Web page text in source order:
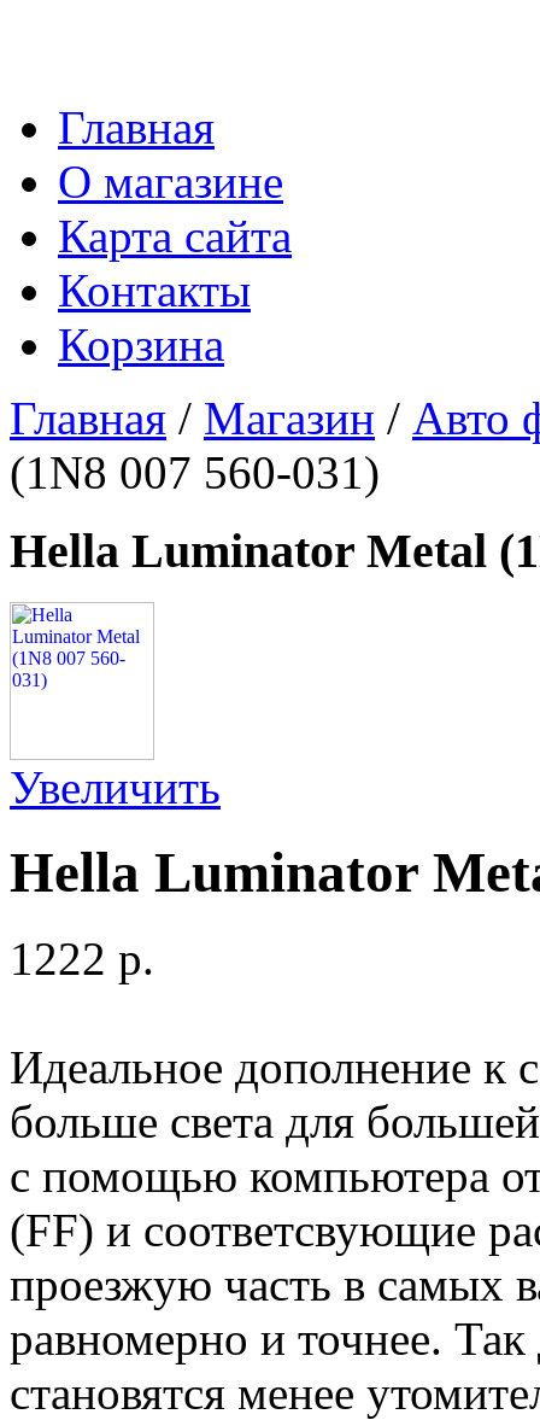
Главная
О магазине
Карта сайта
Контакты
Корзина
Главная / Магазин / Авто
(1N8 007 560-031)
Hella Luminator Metal
Увеличить
Hella Luminator
1222 p.
Идеальное дополнение к
больше света для
с помощью компьютера
(FF) и соответсвующие
проезжую часть в самых
равномерно и точнее.
становятся менее